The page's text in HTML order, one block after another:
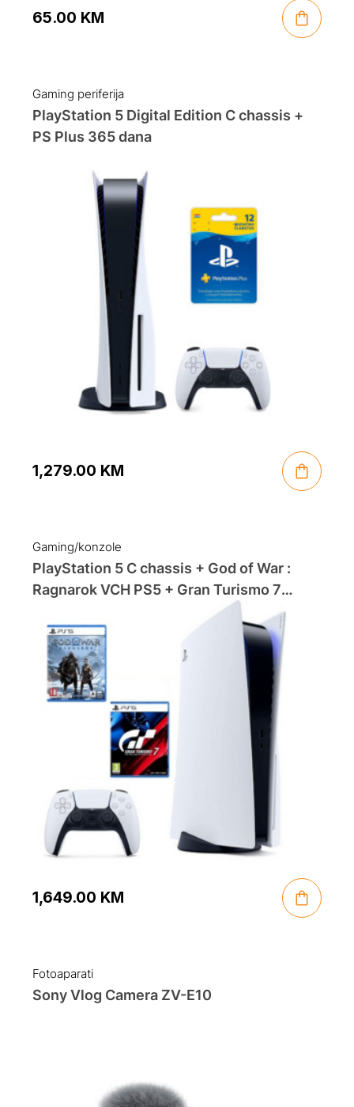
65.00 KM
Gaming periferija
PlayStation 5 Digital Edition C chassis +
PS Plus 365 dana
1,279.00 KM
Gaming/konzole
PlayStation 5 C chassis + God of War :
Ragnarok VCH PS5 + Gran Turismo 7
1,649.00 KM
Fotoaparati
Sony Vlog Camera ZV-E10